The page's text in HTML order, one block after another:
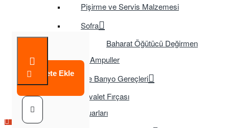
Pişirme ve Servis Malzemesi
Sofra
Baharat Öğütücü Değirmen
Tasarruflu Ampuller
Temizlik ve Banyo Gereçleri
Tuvalet Fırçası
TV Aksesuarları
Sepete Ekle
Çok Satılan Ürün